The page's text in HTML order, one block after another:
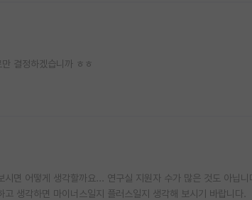
결정하겠습니까 ㅎㅎ
시면 어떻게 생각할까요... 연구실 지원자 수가 많은 것도 아닙
생각하면 마이너스일지 플러스일지 생각해 보시기 바랍니다.